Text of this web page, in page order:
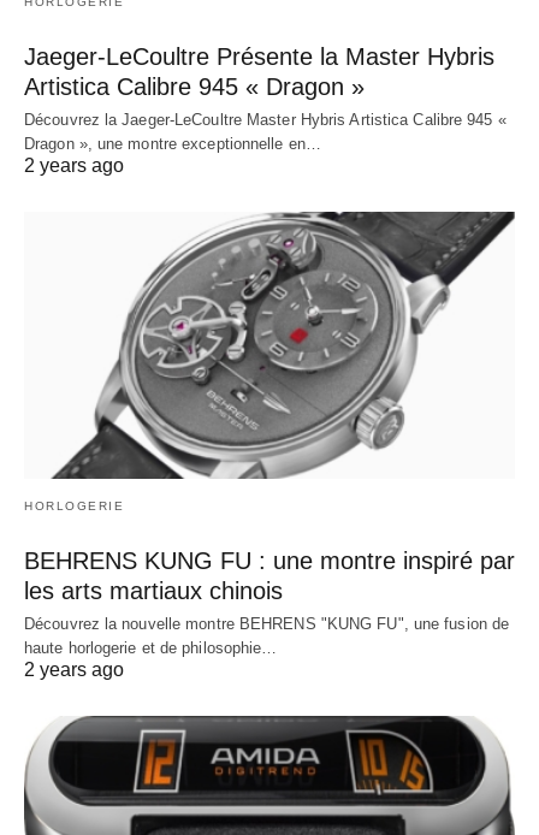
Jaeger-LeCoultre Présente la Master Hybris
Artistica Calibre 945 « Dragon »
Découvrez la Jaeger-LeCoultre Master Hybris Artistica Calibre 945 «
Dragon », une montre exceptionnelle en…
2 years ago
HORLOGERIE
BEHRENS KUNG FU : une montre inspiré par
les arts martiaux chinois
Découvrez la nouvelle montre BEHRENS "KUNG FU", une fusion de
haute horlogerie et de philosophie…
2 years ago